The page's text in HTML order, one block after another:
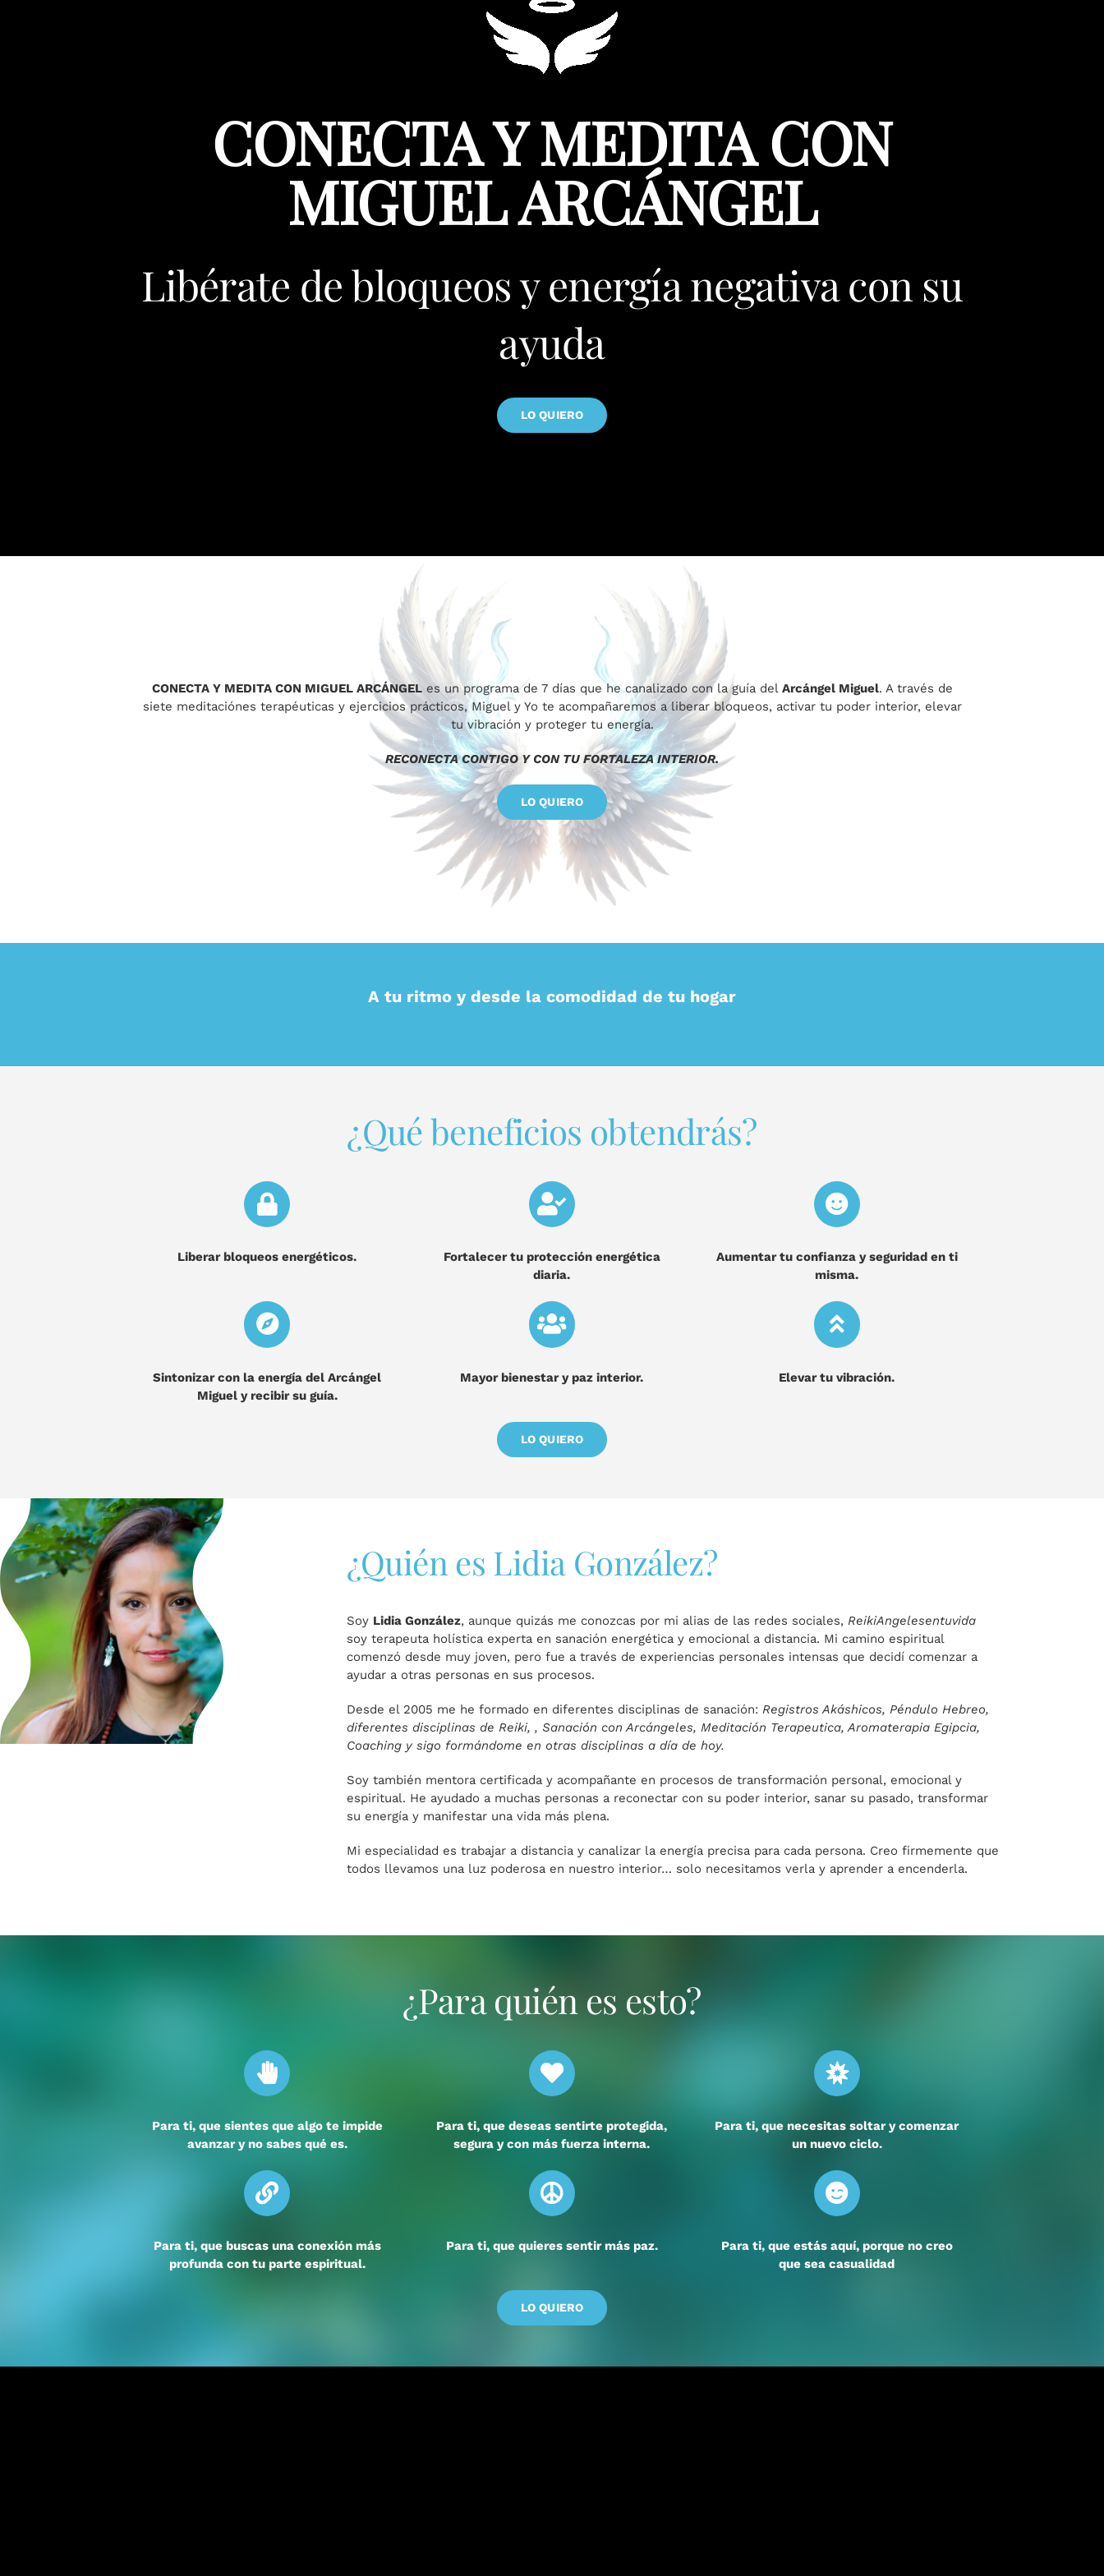
CONECTA Y MEDITA CON
MIGUEL ARCÁNGEL
Libérate de bloqueos y energía negativa con su
ayuda
LO QUIERO
CONECTA Y MEDITA CON MIGUEL ARCÁNGELes un programa de 7 días que he canalizado con la guía del Arcángel Miguel. A través de
siete meditaciónes terapéuticas y ejercicios prácticos, Miguel y Yo te acompañaremos a liberar bloqueos, activar tu poder interior, elevar
tu vibración y proteger tu energía.
RECONECTA CONTIGO Y CON TU FORTALEZA INTERIOR.
LO QUIERO
A tu ritmo y desde la comodidad de tu hogar
¿Qué beneficios obtendrás?
Liberar bloqueos energéticos.
Fortalecer tu protección energética
diaria.
Aumentar tu confianza y seguridad en ti
misma.
Sintonizar con la energía del Arcángel
Miguel y recibir su guía.
Mayor bienestar y paz interior. Elevar tu vibración.
LO QUIERO
¿Quién es Lidia González?
Soy Lidia González, aunque quizás me conozcas por mi alias de las redes sociales, ReikiAngelesentuvida
soy terapeuta holística experta en sanación energética y emocional a distancia. Mi camino espiritual
comenzó desde muy joven, pero fue a través de experiencias personales intensas que decidí comenzar a
ayudar a otras personas en sus procesos.
Desde el 2005 me he formado en diferentes disciplinas de sanación: Registros Akáshicos, Péndulo Hebreo,
diferentes disciplinas de Reiki, , Sanación con Arcángeles, Meditación Terapeutica, Aromaterapia Egipcia,
Coaching y sigo formándome en otras disciplinas a día de hoy.
Soy también mentora certificada y acompañante en procesos de transformación personal, emocional y
espiritual. He ayudado a muchas personas a reconectar con su poder interior, sanar su pasado, transformar
su energía y manifestar una vida más plena.
Mi especialidad es trabajar a distancia y canalizar la energía precisa para cada persona. Creo firmemente que
todos llevamos una luz poderosa en nuestro interior… solo necesitamos verla y aprender a encenderla.
¿Para quién es esto?
Para ti, que sientes que algo te impide
avanzar y no sabes qué es.
Para ti, que deseas sentirte protegida,
segura y con más fuerza interna.
Para ti, que necesitas soltar y comenzar
un nuevo ciclo.
Para ti, que buscas una conexión más
profunda con tu parte espiritual.
Para ti, que quieres sentir más paz.
Para ti, que estás aquí, porque no creo
que sea casualidad
LO QUIERO